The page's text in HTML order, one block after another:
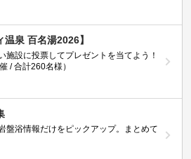
温泉 百名湯2026】
施設に投票してプレゼントを当てよう！
/ 合計260名様）
盤浴情報だけをピックアップ。まとめて